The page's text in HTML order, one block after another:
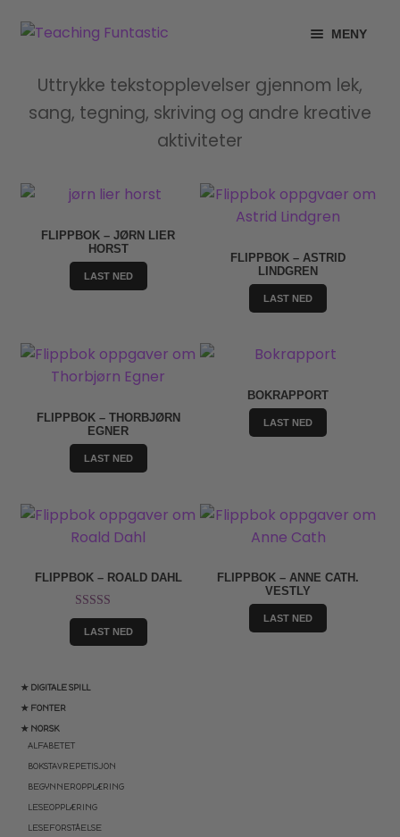
Hopp
Hopp
MENY
INFO
MIN KONTO
KURS
Uttrykke tekstopplevelser gjennom lek,
sang, tegning, skriving og andre kreative
aktiviteter
★ DIGITALE SPILL
★ FONTER
★ NORSK
ALFABETET
BOKSTAVREPETISJON
BEGYNNEROPPLÆRING
LESEOPPLÆRING
LESEFORSTÅELSE
FLIPPBOK – JØRN LIER
HORST
LAST NED
FLIPPBOK – ASTRID
LINDGREN
LAST NED
FLIPPBOK – THORBJØRN
EGNER
LAST NED
BOKRAPPORT
LAST NED
FLIPPBOK – ROALD DAHL
Vurdert5.00
av 5
LAST NED
FLIPPBOK – ANNE CATH.
VESTLY
LAST NED